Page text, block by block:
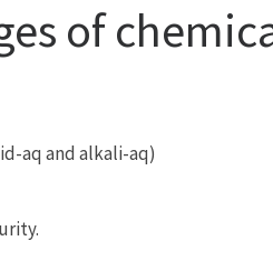
of
aq and alkali-aq)